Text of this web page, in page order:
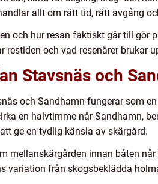
allt om rätt tid, rätt avgång
och hur resan faktiskt går till gör
restiden och vad resenärer
Stavsnäs och
och Sandhamn fungerar som
en halvtimme når Sandhamn,
ge en tydlig känsla av skärgård.
mellanskärgården innan båten
variation från skogsbeklädda